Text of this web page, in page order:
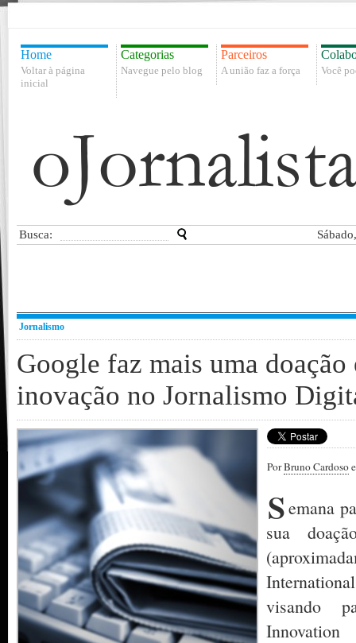
Home
Voltar à página
inicial
Categorias
Navegue pelo blog
Parceiros
A união faz a força Você
Busca:
Jornalismo
Google faz mais uma
inovação no Jornalismo
PorBruno Cardoso
Semana
sua
visando